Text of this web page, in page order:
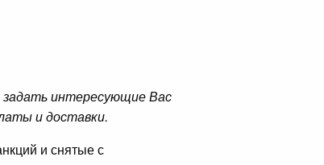
интересующие Вас
и доставки.
и снятые с